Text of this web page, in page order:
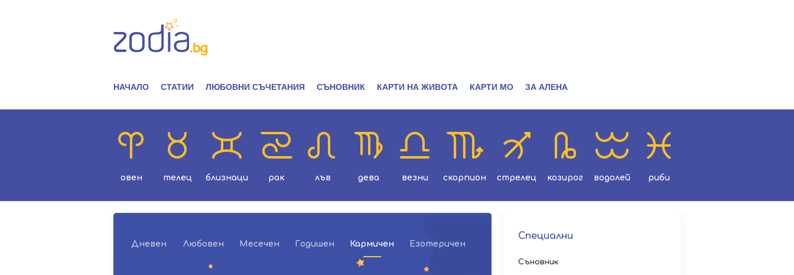
НАЧАЛО СТАТИИ ЛЮБОВНИ СЪЧЕТАНИЯ СЪНОВНИК КАРТИ НА ЖИВОТА КАРТИ МО ЗА АЛЕНА
овен телец близнаци рак лъв дева везни скорпион стрелец козирог водолей риби
Дневен Любовен Месечен Годишен Кармичен Езотеричен
Специални
Съновник